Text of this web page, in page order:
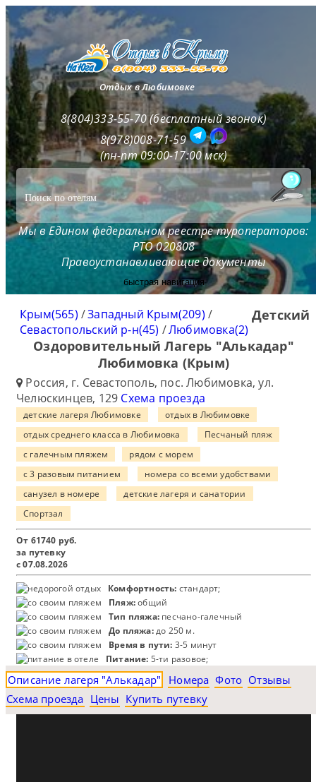
Отдых в Любимовке
8(804)333-55-70 (бесплатный звонок)
8(978)008-71-59
(пн-пт 09:00-17:00 мск)
Мы в Едином федеральном реестре туроператоров:
РТО 020808
Правоустанавливающие документы
быстрая навигация
Крым(565) /Западный Крым(209) /
Севастопольский р-н(45) /Любимовка(2)
Детский
Оздоровительный Лагерь "Алькадар"
Любимовка (Крым)
Россия, г. Севастополь, пос. Любимовка, ул.
Челюскинцев, 129 Схема проезда
детские лагеря Любимовке
отдых в Любимовке
отдых среднего класса в Любимовка
Песчаный пляж
с галечным пляжем
рядом с морем
с 3 разовым питанием
номера со всеми удобствами
санузел в номере
детские лагеря и санатории
Спортзал
От 61740 руб.
за путевку
с 07.08.2026
Комфортность: стандарт;
Пляж:общий
Тип пляжа: песчано-галечный
До пляжа:до 250 м.
Время в пути: 3-5 минут
Питание: 5-ти разовое;
Описание лагеря "Алькадар" Номера Фото Отзывы
Схема проезда Цены Купить путевку